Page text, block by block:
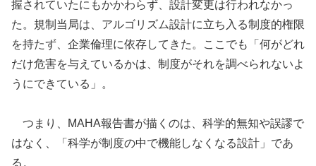
握されていたにもかかわらず、設計変更は行われなかっ
た。規制当局は、アルゴリズム設計に立ち入る制度的権限
を持たず、企業倫理に依存してきた。ここでも「何がどれ
だけ危害を与えているかは、制度がそれを調べられないよ
うにできている」。
つまり、MAHA報告書が描くのは、科学的無知や誤謬で
はなく、「科学が制度の中で機能しなくなる設計」であ
る。